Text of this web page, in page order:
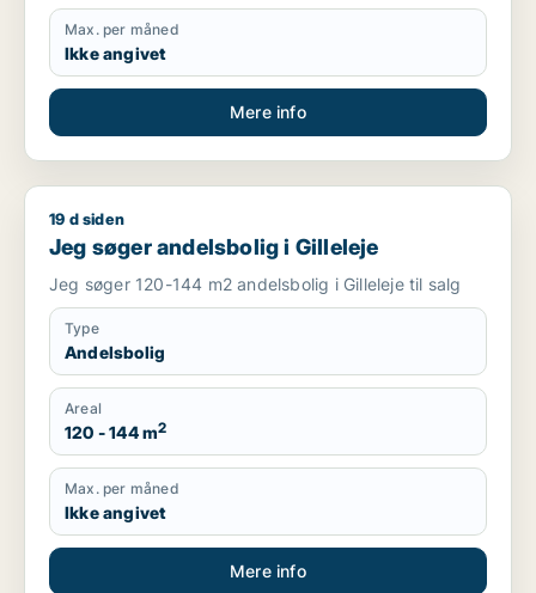
Max. per måned
Ikke angivet
Mere info
Jeg søger andelsbolig i Gilleleje
19 d siden
Jeg søger andelsbolig i Gilleleje
Jeg søger 120-144 m2 andelsbolig i Gilleleje til salg
Type
Andelsbolig
Areal
120 - 144 m2
Max. per måned
Ikke angivet
Mere info